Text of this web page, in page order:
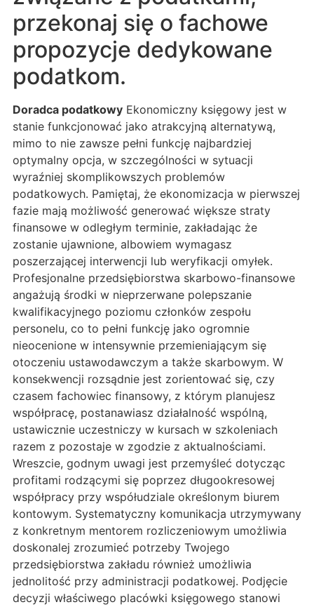
przekonaj się o fachowe
propozycje dedykowane
podatkom.
Doradca podatkowy Ekonomiczny księgowy jest w
stanie funkcjonować jako atrakcyjną alternatywą,
mimo to nie zawsze pełni funkcję najbardziej
optymalny opcja, w szczególności w sytuacji
wyraźniej skomplikowszych problemów
podatkowych. Pamiętaj, że ekonomizacja w pierwszej
fazie mają możliwość generować większe straty
finansowe w odległym terminie, zakładając że
zostanie ujawnione, albowiem wymagasz
poszerzającej interwencji lub weryfikacji omyłek.
Profesjonalne przedsiębiorstwa skarbowo-finansowe
angażują środki w nieprzerwane polepszanie
kwalifikacyjnego poziomu członków zespołu
personelu, co to pełni funkcję jako ogromnie
nieocenione w intensywnie przemieniającym się
otoczeniu ustawodawczym a także skarbowym. W
konsekwencji rozsądnie jest zorientować się, czy
czasem fachowiec finansowy, z którym planujesz
współpracę, postanawiasz działalność wspólną,
ustawicznie uczestniczy w kursach w szkoleniach
razem z pozostaje w zgodzie z aktualnościami.
Wreszcie, godnym uwagi jest przemyśleć dotycząc
profitami rodzącymi się poprzez długookresowej
współpracy przy współudziale określonym biurem
kontowym. Systematyczny komunikacja utrzymywany
z konkretnym mentorem rozliczeniowym umożliwia
doskonalej zrozumieć potrzeby Twojego
przedsiębiorstwa zakładu również umożliwia
jednolitość przy administracji podatkowej. Podjęcie
decyzji właściwego placówki księgowego stanowi